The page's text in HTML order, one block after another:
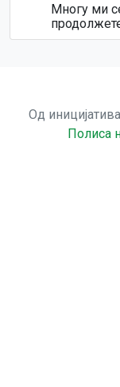
Многу ми
Од
Полиса